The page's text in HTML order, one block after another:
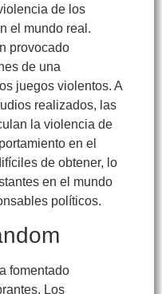
de los
el mundo real.
provocado
de una
juegos violentos. A
realizados, las
la violencia de
en el
de obtener, lo
en el mundo
políticos.
fomentado
Los